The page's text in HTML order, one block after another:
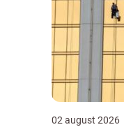
02 august 2026